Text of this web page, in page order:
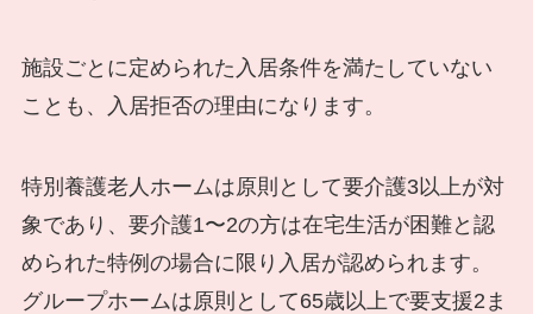
施設ごとに定められた入居条件を満たしていない
ことも、入居拒否の理由になります。
特別養護老人ホームは原則として要介護3以上が対
象であり、要介護1〜2の方は在宅生活が困難と認
められた特例の場合に限り入居が認められます。
グループホームは原則として65歳以上で要支援2ま